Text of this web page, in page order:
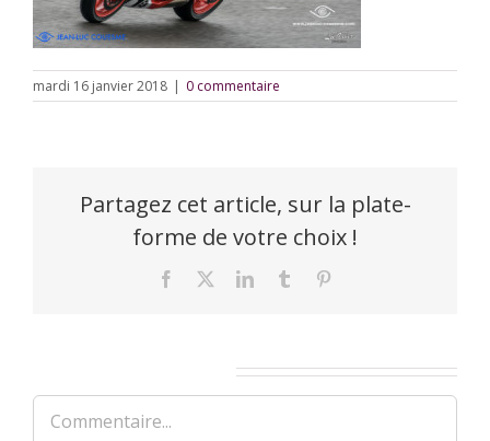
mardi 16 janvier 2018 | 0 commentaire
Partagez cet article, sur la plate-
forme de votre choix !
Facebook LinkedInTumblr
Commentaire